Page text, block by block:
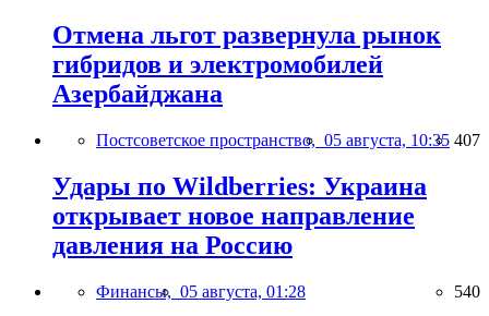
Отмена льгот развернула рынок
гибридов и электромобилей
Азербайджана
Постсоветское пространство, 05 августа, 10:35 407
Удары по Wildberries: Украина
открывает новое направление
давления на Россию
Финансы, 05 августа, 01:28 540